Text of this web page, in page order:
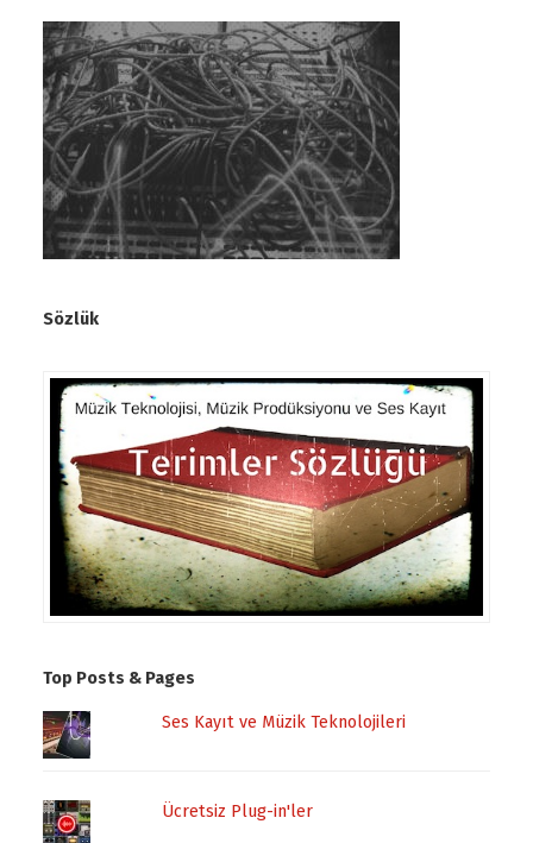
Sözlük
Top Posts & Pages
Ses Kayıt ve Müzik Teknolojileri
Ücretsiz Plug-in'ler